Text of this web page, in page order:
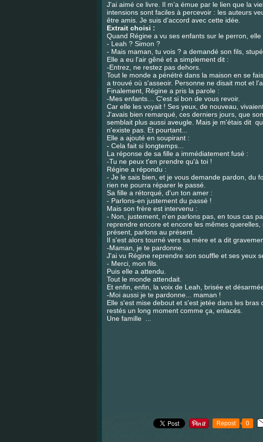
J'ai aimé ce livre. Il m’a émue par le lien que la
intensions sont faciles à percevoir : les auteurs
être amis. Je suis d’accord avec cette idée.
Extrait choisi :
Quand Régine a vu ses enfants sur le perron, elle
- Leah ? Simon ?
- Mais maman, tu vois ? a demandé son fils,
Elle a eu l'air gêné et a simplement dit :
-Entrez, ne restez pas dehors.
Tout le monde a pénétré dans la maison en se
a trouvé où s'asseoir. Personne ne disait mot et
Finalement, Régine a pris la parole :
-Mes enfants… C'est si bon de vous revoir.
Car elle les voyait ! Ses yeux, de nouveau,
J'avais bien remarqué, ces derniers jours, que
semblait plus aussi aveugle. Mais je m'étais dit
n'existe pas. Et pourtant...
Elle a ajouté en soupirant :
- Cela fait si longtemps...
La réponse de sa fille a immédiatement fusé :
-Tu ne peux t'en prendre qu'à toi !
Régine a répondu :
- Je le sais bien, et je vous demande pardon, du
rien ne pourra réparer le passé.
Sa fille a rétorqué, d'un ton amer :
- Parlons-en justement du passé !
Mais son frère est intervenu :
- Non, justement, n'en parlons pas, en tous cas
reprendre encore et encore les mêmes
présent, parlons au présent.
Il s'est alors tourné vers sa mère et a dit
-Maman, je te pardonne.
J'ai vu Régine reprendre son souffle et ses yeux
- Merci, mon fils.
Puis elle a attendu.
Tout le monde attendait.
Et enfin, enfin, la voix de Leah, brisée et
-Moi aussi je te pardonne... maman !
Elle s'est mise debout et s'est jetée dans les
restés un long moment comme ça, enlacés.
Une famille ...
Repost 0